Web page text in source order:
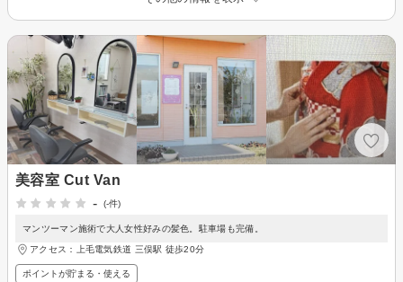
美容室 Cut Van
-
(-件)
マンツーマン施術で大人女性好みの髪色。駐車場も完備。
アクセス：上毛電気鉄道 三俣駅 徒歩20分
ポイントが貯まる・使える